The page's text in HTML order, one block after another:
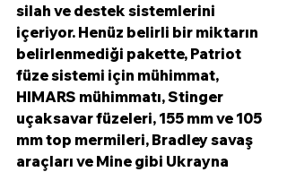
silah ve destek sistemlerini
içeriyor. Henüz belirli bir miktarın
belirlenmediği pakette, Patriot
füze sistemi için mühimmat,
HIMARS mühimmatı, Stinger
uçaksavar füzeleri, 155 mm ve 105
mm top mermileri, Bradley savaş
araçları ve Mine gibi Ukrayna